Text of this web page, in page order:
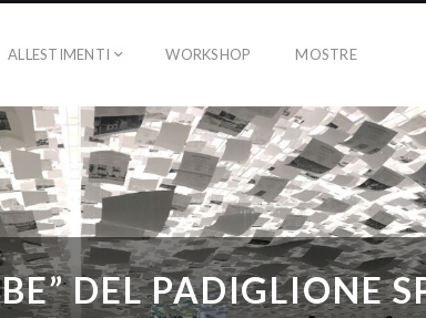
ALLESTIMENTI WORKSHOP MOSTRE
DEL PADIGLIONE